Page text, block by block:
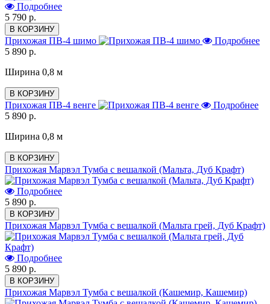
Подробнее
5 790 р.
В КОРЗИНУ
Прихожая ПВ-4 шимо
Подробнее
5 890 р.
Ширина 0,8 м
В КОРЗИНУ
Прихожая ПВ-4 венге
Подробнее
5 890 р.
Ширина 0,8 м
В КОРЗИНУ
Прихожая Марвэл Тумба с вешалкой (Мальта, Дуб Крафт)
Подробнее
5 890 р.
В КОРЗИНУ
Прихожая Марвэл Тумба с вешалкой (Мальта грей, Дуб Крафт)
Подробнее
5 890 р.
В КОРЗИНУ
Прихожая Марвэл Тумба с вешалкой (Кашемир, Кашемир)